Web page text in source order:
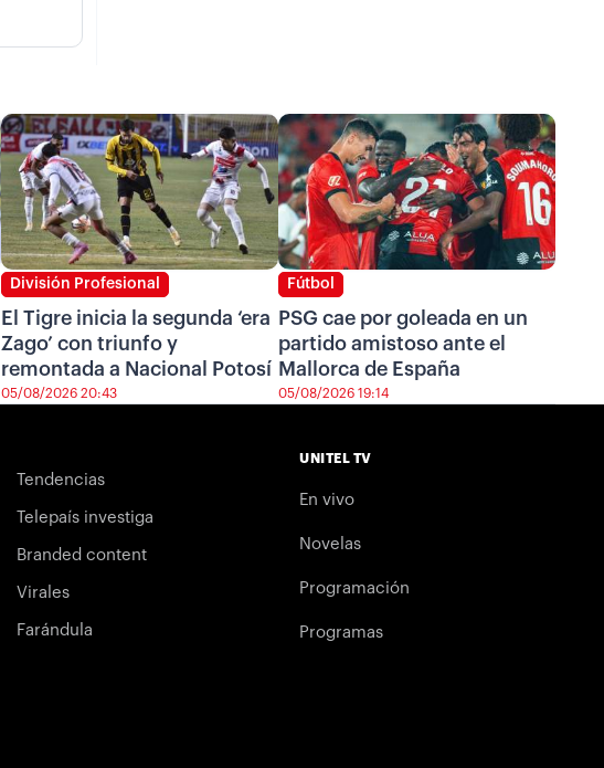
División Profesional
El Tigre inicia la segunda ‘era
Zago’ con triunfo y
remontada a Nacional Potosí
05/08/2026 20:43
Fútbol
PSG cae por goleada en un
partido amistoso ante el
Mallorca de España
05/08/2026 19:14
Tendencias
Telepaís investiga
Branded content
Virales
Farándula
UNITEL TV
En vivo
Novelas
Programación
Programas